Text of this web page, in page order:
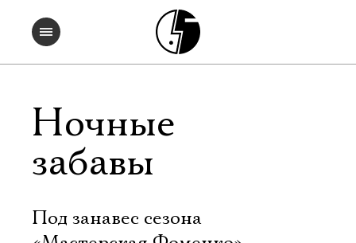
Ночные
забавы
Под занавес сезона